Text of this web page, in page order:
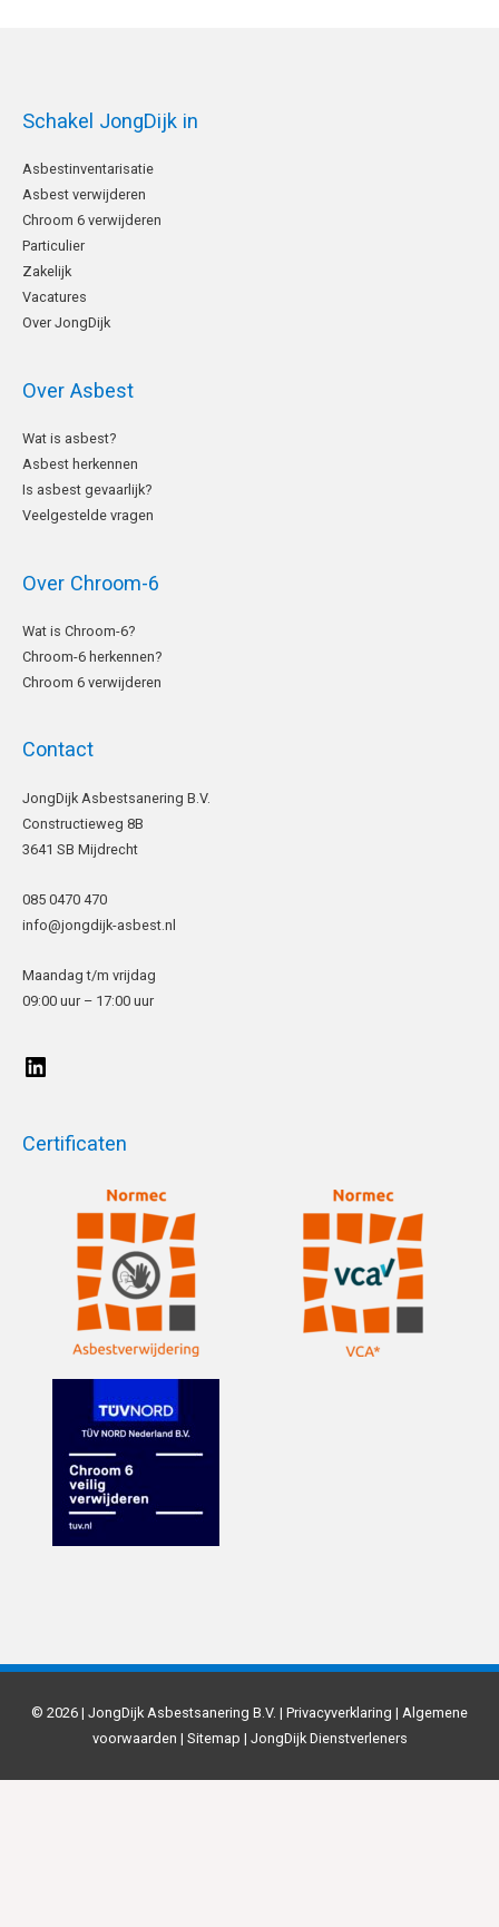
Schakel JongDijk in
Asbestinventarisatie
Asbest verwijderen
Chroom 6 verwijderen
Particulier
Zakelijk
Vacatures
Over JongDijk
Over Asbest
Wat is asbest?
Asbest herkennen
Is asbest gevaarlijk?
Veelgestelde vragen
Over Chroom-6
Wat is Chroom-6?
Chroom-6 herkennen?
Chroom 6 verwijderen
Contact
JongDijk Asbestsanering B.V.
Constructieweg 8B
3641 SB Mijdrecht
085 0470 470
info@jongdijk-asbest.nl
Maandag t/m vrijdag
09:00 uur – 17:00 uur
LinkedIn
Certificaten
© 2026 | JongDijk Asbestsanering B.V. | Privacyverklaring | Algemene
voorwaarden | Sitemap | JongDijk Dienstverleners